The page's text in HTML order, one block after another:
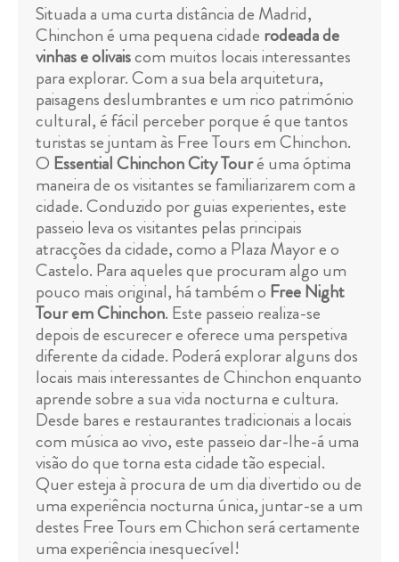
Situada a uma curta distância de Madrid,
Chinchon é uma pequena cidade rodeada de
vinhas e olivaiscom muitos locais interessantes
para explorar. Com a sua bela arquitetura,
paisagens deslumbrantes e um rico património
cultural, é fácil perceber porque é que tantos
turistas se juntam às Free Tours em Chinchon.
O Essential Chinchon City Touré uma óptima
maneira de os visitantes se familiarizarem com a
cidade. Conduzido por guias experientes, este
passeio leva os visitantes pelas principais
atracções da cidade, como a Plaza Mayor e o
Castelo. Para aqueles que procuram algo um
pouco mais original, há também o Free Night
Tour em Chinchon. Este passeio realiza-se
depois de escurecer e oferece uma perspetiva
diferente da cidade. Poderá explorar alguns dos
locais mais interessantes de Chinchon enquanto
aprende sobre a sua vida nocturna e cultura.
Desde bares e restaurantes tradicionais a locais
com música ao vivo, este passeio dar-lhe-á uma
visão do que torna esta cidade tão especial.
Quer esteja à procura de um dia divertido ou de
uma experiência nocturna única, juntar-se a um
destes Free Tours em Chichon será certamente
uma experiência inesquecível!